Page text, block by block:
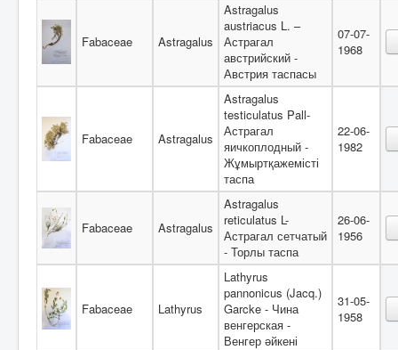
Fabaceae Astragalus
Astragalus
austriacus L. –
Астрагал
австрийский -
Австрия таспасы
07-07-
1968
Fabaceae Astragalus
Astragalus
testiculatus Pall-
Астрагал
яичкоплодный -
Жұмыртқажемісті
таспа
22-06-
1982
Fabaceae Astragalus
Astragalus
reticulatus L-
Астрагал сетчатый
- Торлы таспа
26-06-
1956
Fabaceae Lathyrus
Lathyrus
pannonicus (Jacq.)
Garcke - Чина
венгерская -
Венгер әйкені
31-05-
1958